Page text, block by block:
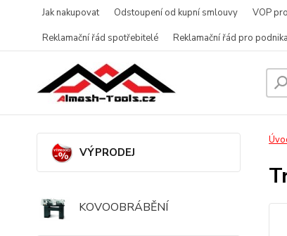
Jak nakupovat Odstoupení od kupní smlouvy VOP
Reklamační řád spotřebitelé
Reklamační řád pro
VÝPRODEJ
KOVOOBRÁBĚNÍ